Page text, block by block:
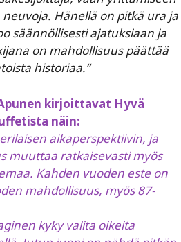
Hänellä on pitkä ura ja
säännöllisesti ajatuksiaan ja
on mahdollisuus päättää
historiaa.”
kirjoittavat Hyvä
näin:
aikaperspektiivin, ja
muuttaa ratkaisevasti myös
Kahden vuoden este on
mahdollisuus, myös 87-
kyky valita oikeita